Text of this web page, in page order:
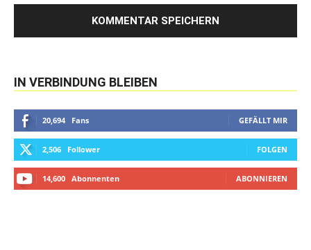
IN VERBINDUNG BLEIBEN
20,694 Fans GEFÄLLT MIR
2,506 Follower FOLGEN
14,600 Abonnenten ABONNIEREN